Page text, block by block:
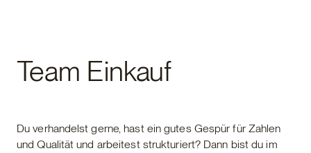
Team Einkauf
Du verhandelst gerne, hast ein gutes Gespür für Zahlen
und Qualität und arbeitest strukturiert? Dann bist du im